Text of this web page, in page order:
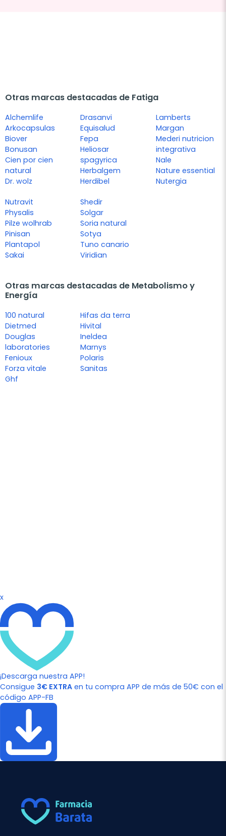
Otras marcas destacadas de Fatiga
Alchemlife
Arkocapsulas
Biover
Bonusan
Cien por cien
natural
Dr. wolz
Drasanvi
Equisalud
Fepa
Heliosar
spagyrica
Herbalgem
Herdibel
Lamberts
Margan
Mederi nutricion
integrativa
Nale
Nature essential
Nutergia
Nutravit
Physalis
Pilze wolhrab
Pinisan
Plantapol
Sakai
Shedir
Solgar
Soria natural
Sotya
Tuno canario
Viridian
Otras marcas destacadas de Metabolismo y
Energía
100 natural
Dietmed
Douglas
laboratories
Fenioux
Forza vitale
Ghf
Hifas da terra
Hivital
Ineldea
Marnys
Polaris
Sanitas
x
¡Descarga nuestra APP!
Consigue 3€ EXTRA en tu compra APP de más de 50€ con el
código APP-FB